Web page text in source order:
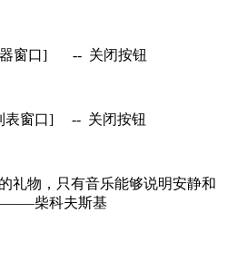
器窗口] -- 关闭按钮
表窗口] -- 关闭按钮
礼物，只有音乐能够说明安静和
柴科夫斯基